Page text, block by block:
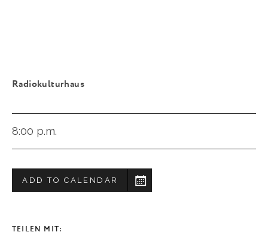
Radiokulturhaus
8:00 p.m.
ADD TO CALENDAR
TEILEN MIT: